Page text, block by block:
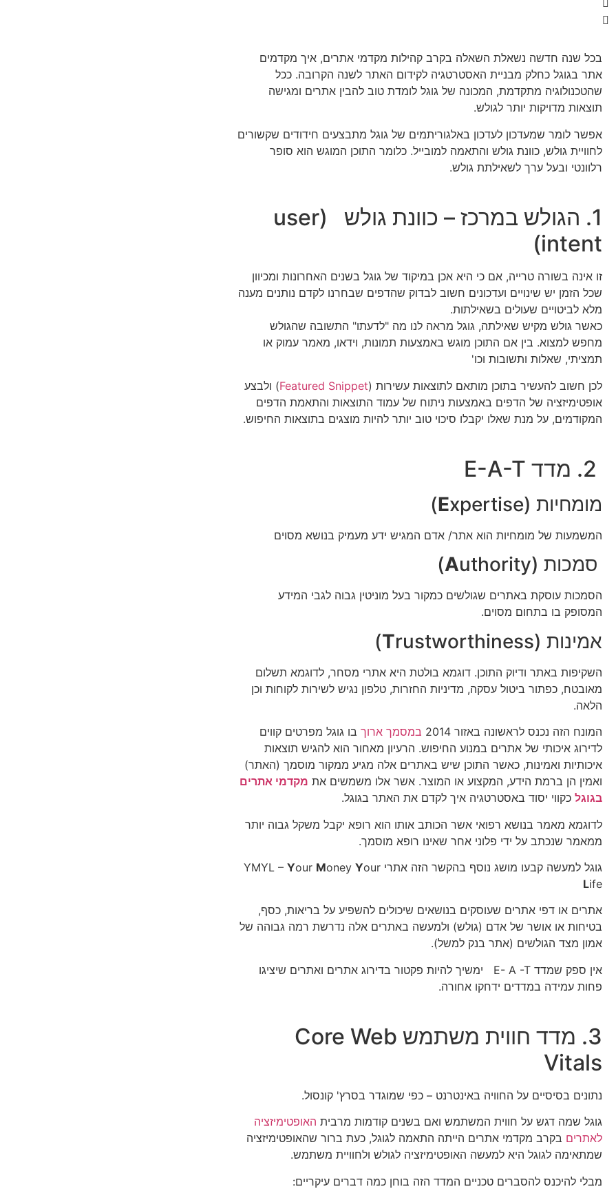
בכל שנה חדשה נשאלת השאלה בקרב קהילות מקדמי אתרים, איך מקדמים
אתר בגוגל כחלק מבניית האסטרטגיה לקידום האתר לשנה הקרובה. ככל
שהטכנולוגיה מתקדמת, המכונה של גוגל לומדת טוב להבין אתרים ומגישה
תוצאות מדויקות יותר לגולש.
אפשר לומר שמעדכון לעדכון באלגוריתמים של גוגל מתבצעים חידודים שקשורים
לחוויית גולש, כוונת גולש והתאמה למובייל. כלומר התוכן המוגש הוא סופר
רלוונטי ובעל ערך לשאילתת גולש.
1. הגולש במרכז – כוונת גולש (user
intent)
זו אינה בשורה טרייה, אם כי היא אכן במיקוד של גוגל בשנים האחרונות ומכיוון
שכל הזמן יש שינויים ועדכונים חשוב לבדוק שהדפים שבחרנו לקדם נותנים מענה
מלא לביטויים שעולים בשאילתות.
כאשר גולש מקיש שאילתה, גוגל מראה לנו מה "לדעתו" התשובה שהגולש
מחפש למצוא. בין אם התוכן מוגש באמצעות תמונות, וידאו, מאמר עמוק או
תמציתי, שאלות ותשובות וכו'
לכן חשוב להעשיר בתוכן מותאם לתוצאות עשירות (Featured Snippet) ולבצע
אופטימיזציה של הדפים באמצעות ניתוח של עמוד התוצאות והתאמת הדפים
המקודמים, על מנת שאלו יקבלו סיכוי טוב יותר להיות מוצגים בתוצאות החיפוש.
מומחיות ( Expertise)
המשמעות של מומחיות הוא אתר/ אדם המגיש ידע מעמיק בנושא מסוים
סמכות ( Authority)
הסמכות עוסקת באתרים שגולשים כמקור בעל מוניטין גבוה לגבי המידע
המסופק בו בתחום מסוים.
אמינות ( Trustworthiness)
השקיפות באתר ודיוק התוכן. דוגמא בולטת היא אתרי מסחר, לדוגמא תשלום
מאובטח, כפתור ביטול עסקה, מדיניות החזרות, טלפון נגיש לשירות לקוחות וכן
הלאה.
המונח הזה נכנס לראשונה באזור 2014
במסמך ארוך בו גוגל מפרטים קווים
לדירוג איכותי של אתרים במנוע החיפוש. הרעיון מאחור הוא להגיש תוצאות
איכותיות ואמינות, כאשר התוכן שיש באתרים אלה מגיע ממקור מוסמך (האתר)
ואמין הן ברמת הידע, המקצוע או המוצר. אשר אלו משמשים את מקדמי אתרים
בגוגל כקווי יסוד באסטרטגיה איך לקדם את האתר בגוגל.
לדוגמא מאמר בנושא רפואי אשר הכותב אותו הוא רופא יקבל משקל גבוה יותר
ממאמר שנכתב על ידי פלוני אחר שאינו רופא מוסמך.
גוגל למעשה קבעו מושג נוסף בהקשר הזה אתרי YMYL –
Your Money Your
Life
אתרים או דפי אתרים שעוסקים בנושאים שיכולים להשפיע על בריאות, כסף,
בטיחות או אושר של אדם (גולש) ולמעשה באתרים אלה נדרשת רמה גבוהה של
אמון מצד הגולשים (אתר בנק למשל).
אין ספק שמדד E- A -T ימשיך להיות פקטור בדירוג אתרים ואתרים שיציגו
פחות עמידה במדדים ידחקו אחורה.
3. מדד חווית משתמש Core Web
Vitals
נתונים בסיסיים על החוויה באינטרנט – כפי שמוגדר בסרץ' קונסול.
גוגל שמה דגש על חווית המשתמש ואם בשנים קודמות מרבית האופטימיזציה
לאתרים בקרב מקדמי אתרים הייתה התאמה לגוגל, כעת ברור שהאופטימיזציה
שמתאימה לגוגל היא למעשה האופטימיזציה לגולש ולחוויית משתמש.
מבלי להיכנס להסברים טכניים המדד הזה בוחן כמה דברים עיקריים: